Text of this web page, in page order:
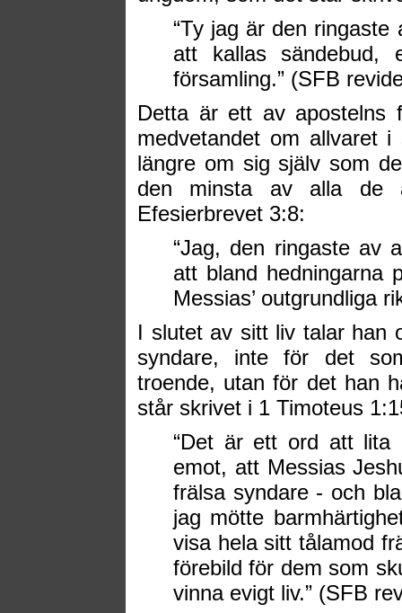
“Ty jag är den
att kallas sändebud,
församling.” (SFB
Detta är ett av apostelns
medvetandet om allvaret
längre om sig själv som
den minsta av alla de
Efesierbrevet 3:8:
“Jag, den ringaste av
att bland hedningarna
Messias’ outgrundliga
I slutet av sitt liv talar han
syndare, inte för det
troende, utan för det han
står skrivet i 1 Timoteus
“Det är ett ord att
emot, att Messias
frälsa syndare - och
jag mötte
visa hela sitt tålamod
förebild för dem som
vinna evigt liv.” (SFB